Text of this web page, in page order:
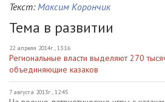
Текст:Максим Корончик
Тема в развитии
22 апреля 2014г., 13:16
Региональные власти выделяют 270
объединяющие казаков
7 августа 2013г., 12:45